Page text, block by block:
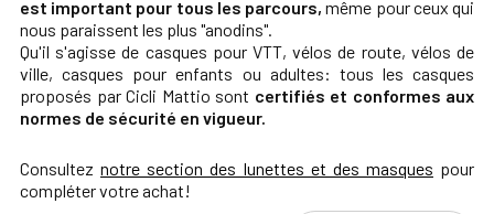
est important pour tous les parcours, même pour ceux qui
nous paraissent les plus "anodins".
Qu'il s'agisse de casques pour VTT, vélos de route, vélos de
ville, casques pour enfants ou adultes: tous les casques
proposés par Cicli Mattio sont certifiés et conformes aux
normes de sécurité en vigueur.
Consulteznotre section des lunettes et des masques pour
compléter votre achat!